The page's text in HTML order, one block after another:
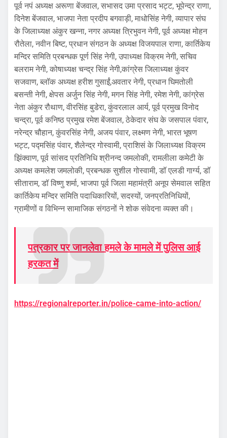
पूर्व नपं अध्यक्ष अरूणा बेंजवाल, सभासद उमा प्रसाद भट्ट, भूपेन्द्र राणा,
दिनेश बेंजवाल, भाजपा नेता प्रदीप बगवाड़ी, माधोसिंह नेगी, व्यापार संघ
के जिलाध्यक्ष अंकुर खन्ना, नगर अध्यक्ष त्रिभुवन नेगी, पूर्व अध्यक्ष मोहन
रौतेला, नवीन बिष्ट, प्रधान संगठन के अध्यक्ष विजयपाल राणा, कार्तिकेय
मन्दिर समिति प्रबन्धक पूर्ण सिंह नेगी, उपाध्यक्ष विक्रम नेगी, सचिव
बलराम नेगी, कोषाध्यक्ष चन्द्र सिंह नेगी,कांग्रेस जिलाध्यक्ष कुंवर
सजवाण, ब्लॉक अध्यक्ष हरीश गुसाईं,अवतार नेगी, प्रधान घिमतोली
बसन्ती नेगी, क्षेपस अर्जुन सिंह नेगी, मगन सिंह नेगी, रमेश नेगी, कांग्रेस
नेता अंकुर रौथाण, वीरसिंह बुडेरा, कुंवरलाल आर्य, पूर्व प्रमुख विनोद
चन्द्रा, पूर्व कनिष्ठ प्रमुख रमेश बेंजवाल, ठेकेदार संघ के जसपाल पंवार,
नरेन्द्र चौहान, कुंवरसिंह नेगी, अजय पंवार, लक्ष्मण नेगी, भारत भूषण
भट्ट, पद्मसिंह पंवार, शैलेन्द्र गोस्वामी, प्राशिसं के जिलाध्यक्ष विक्रम
झिंक्वाण, पूर्व सांसद प्रतिनिधि श्रीनन्द जमलोकी, रामलीला कमेटी के
अध्यक्ष कमलेश जमलोकी, प्रबन्धक सुशील गोस्वामी, डॉ एलडी गार्ग्य, डॉ
सीताराम, डॉ विष्णु शर्मा, भाजपा पूर्व जिला महामंत्री अनूप सेमवाल सहित
कार्तिकेय मन्दिर समिति पदाधिकारियों, सदस्यों, जनप्रतिनिधियों,
ग्रामीणों व विभिन्न सामाजिक संगठनों ने शोक संवेदना व्यक्त की।
पत्रकार पर जानलेवा हमले के मामले में पुलिस आई
हरकत में
https://regionalreporter.in/police-came-into-action/